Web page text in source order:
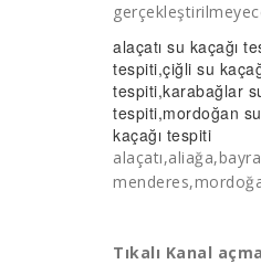
alaçatı su kaçağı
tespiti,çiğli su
tespiti,karabağlar
tespiti,mordoğan
kaçağı tespiti
Tıkalı Kanal